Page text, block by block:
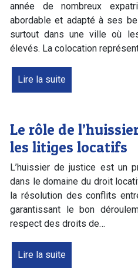
année de nombreux
abordable et adapté à ses
surtout dans une ville où
élevés. La colocation
Lire la suite
Le rôle de
les litiges locatifs
L’huissier de justice est un
dans le domaine du droit
la résolution des conflits
garantissant le bon
respect des droits de…
Lire la suite